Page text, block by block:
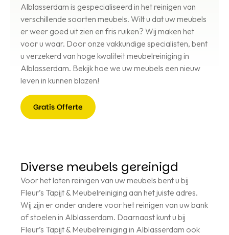
Alblasserdam is gespecialiseerd in het reinigen van
verschillende soorten meubels. Wilt u dat uw meubels
er weer goed uit zien en fris ruiken? Wij maken het
voor u waar. Door onze vakkundige specialisten, bent
u verzekerd van hoge kwaliteit meubelreiniging in
Alblasserdam. Bekijk hoe we uw meubels een nieuw
leven in kunnen blazen!
Gratis Offerte
Diverse meubels gereinigd
Voor het laten reinigen van uw meubels bent u bij
Fleur’s Tapijt & Meubelreiniging aan het juiste adres.
Wij zijn er onder andere voor het reinigen van uw bank
of stoelen in Alblasserdam. Daarnaast kunt u bij
Fleur’s Tapijt & Meubelreiniging in Alblasserdam ook